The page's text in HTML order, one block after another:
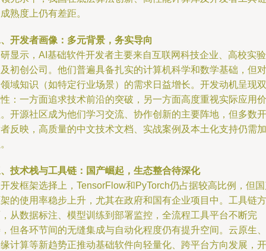
熟度上仍有差距。
开发者画像：多元背景，务实导向
显示，AI基础软件开发者主要来自互联网科技企业、高校实验
初创公司。他们普遍具备扎实的计算机科学和数学基础，但对
域知识（如特定行业场景）的需求日益增长。开发动机呈现双
：一方面追求技术前沿的突破，另一方面高度重视实际应用价
开源社区成为他们学习交流、协作创新的主要阵地，但多数开
反映，高质量的中文技术文档、实战案例及本土化支持仍需加
技术栈与工具链：国产崛起，生态整合待深化
发框架选择上，TensorFlow和PyTorch仍占据较高比例，但
的使用率稳步上升，尤其在政府和国有企业项目中。工具链方
从数据标注、模型训练到部署监控，全流程工具平台不断完
但各环节间的无缝集成与自动化程度仍有提升空间。云原生、
计算等新趋势正推动基础软件向轻量化、跨平台方向发展，开